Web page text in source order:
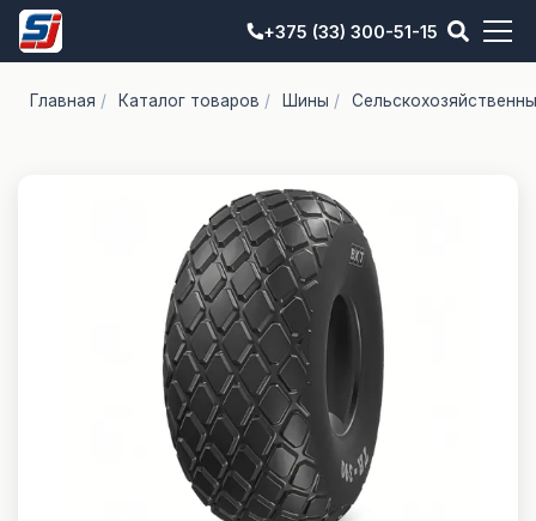
+375 (33) 300-51-15
Главная / Каталог товаров / Шины /